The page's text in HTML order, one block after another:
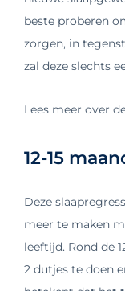
beste proberen
zorgen, in
zal deze slechts
Lees meer over
12-15
Deze
meer te maken
leeftijd. Rond de
2 dutjes te doen